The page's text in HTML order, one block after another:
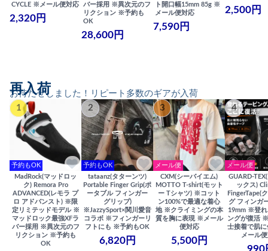
CYCLE ※メール便対応
2,320円
バー採用 ※異次元のフ
リクション ※予約も
OK
28,600円
ト開口幅15mm 85g ※
メール便対応
7,590円
2,500円
お待たせしました！リピート多数のギアが入荷
再入荷
1
予約もOK
MadRock(マッドロッ
ク) Remora Pro
ADVANCED(レモラ プ
ロ アドバンスト) ※限
定リミテッドモデル ※
マッドロック最強XFラ
バー採用 ※異次元のフ
リクション ※予約も
OK
2
予約もOK
tataanz(タターンツ)
Portable Finger Grip(ポ
ータブル フィンガー
グリップ)
※JazzySport×関川愛音
コラボ ※フィンガーリ
フトにも ※予約もOK
6,820円
3
メール便
CXM(シーバイエム)
MOTTO T-shirt(モット
ー Tシャツ) ※コット
ン100%で最適な着心
地 ※クライミングの本
質を胸に表現 ※メール
便対応
5,500円
4
メール便
GUARD-
ックス)
FingerTape(
グ フィンガ
19mm ※登れ
ングが復活
士接着で肌
メール